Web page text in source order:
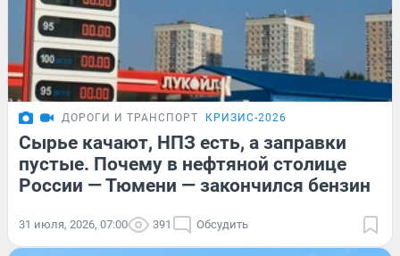
ДОРОГИ И ТРАНСПОРТ КРИЗИС-2026
Сырье качают, НПЗ есть, а заправки
пустые. Почему в нефтяной столице
России — Тюмени — закончился бензин
31 июля, 2026, 07:00 391 Обсудить